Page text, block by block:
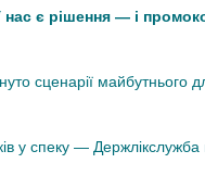
є рішення — і
сценарії майбутнього
у спеку —